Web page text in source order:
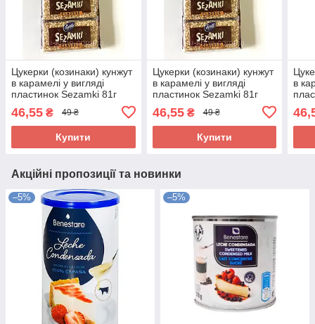
Цукерки (козинаки) кунжут
в карамелі у вигляді
пластинок Sezamki 81г
46,55 ₴ 49 ₴
Купити
Цукерки (козинаки) кунжут
в карамелі у вигляді
пластинок Sezamki 81г
46,55₴ 49 ₴
Купити
в
Акційні пропозиції та новинки
–5% –5%